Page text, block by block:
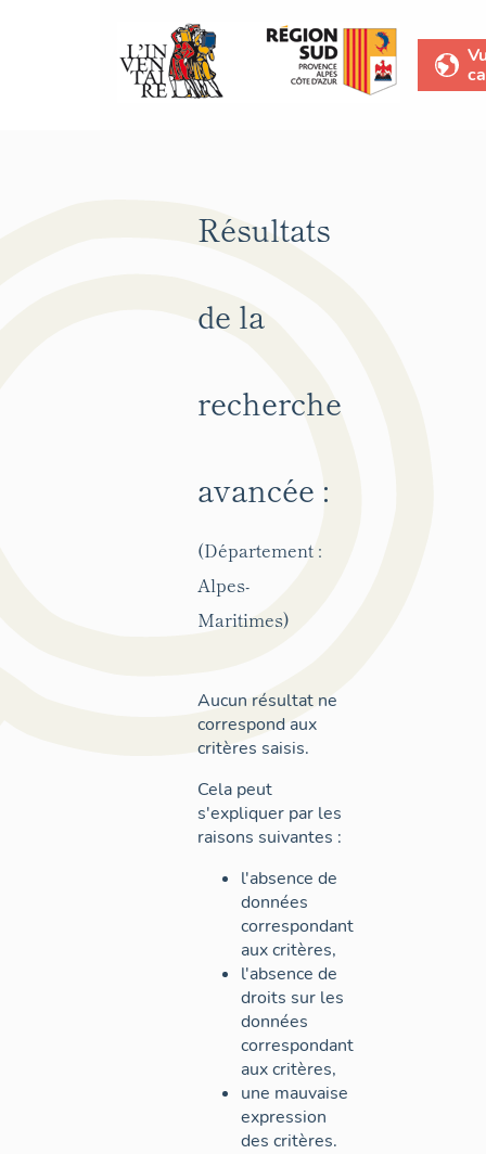
Résultats
de la
recherche
avancée :
(Département :
Alpes-
Maritimes)
Aucun résultat ne
correspond aux
critères saisis.
Cela peut
s'expliquer par les
raisons suivantes :
l'absence de
données
correspondant
aux critères,
l'absence de
droits sur les
données
correspondant
aux critères,
une mauvaise
expression
des critères.